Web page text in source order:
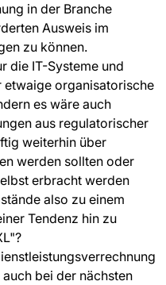
in der Branche
Ausweis im
zu können.
die IT-Systeme und
etwaige organisatorische
es wäre auch
aus regulatorischer
weiterhin über
werden sollten oder
erbracht werden
also zu einem
Tendenz hin zu
bei der nächsten